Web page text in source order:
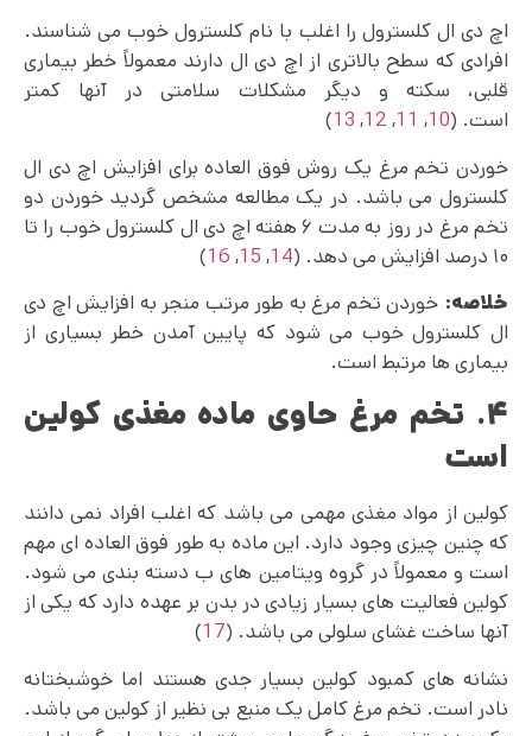
اچ دی ال کلسترول را اغلب با نام کلسترول خوب می شناسند.
افرادی که سطح بالاتری از اچ دی ال دارند معمولاً خطر بیماری
قلبی، سکته و دیگر مشکلات سلامتی در آنها کمتر
است. (10
,
11
,
12
,
13
)
خوردن تخم مرغ یک روش فوق العاده برای افزایش اچ دی ال
کلسترول می باشد. در یک مطالعه مشخص گردید خوردن دو
تخم مرغ در روز به مدت ۶ هفته اچ دی ال کلسترول خوب را تا
۱۰ درصد افزایش می دهد. (
14
,
15
,
16
)
خلاصه: خوردن تخم مرغ به طور مرتب منجر به افزایش اچ دی
ال کلسترول خوب می شود که پایین آمدن خطر بسیاری از
بیماری ها مرتبط است.
۴. تخم مرغ حاوی ماده مغذی کولین
است
کولین از مواد مغذی مهمی می باشد که اغلب افراد نمی دانند
که چنین چیزی وجود دارد. این ماده به طور فوق العاده ای مهم
است و معمولاً در گروه ویتامین های ب دسته بندی می شود.
کولین فعالیت های بسیار زیادی در بدن بر عهده دارد که یکی از
آنها ساخت غشای سلولی می باشد. (17
)
نشانه های کمبود کولین بسیار جدی هستند اما خوشبختانه
نادر است. تخم مرغ کامل یک منبع بی نظیر از کولین می باشد.